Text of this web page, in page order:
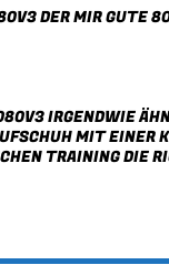
DER MIR GUTE
IRGENDWIE
MIT EINER
TRAINING DIE